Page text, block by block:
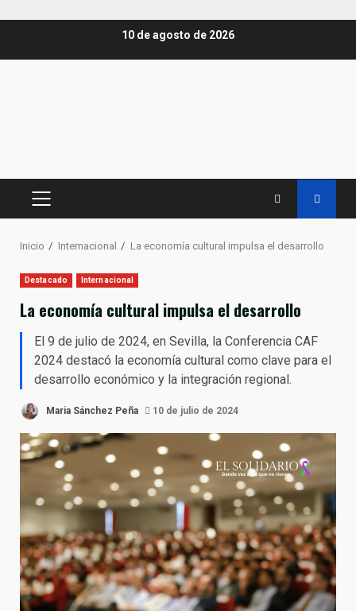
10 de agosto de 2026
MENÚ
Inicio Internacional La economía cultural impulsa el desarrollo
Destacado Internacional
La economía cultural impulsa el desarrollo
El 9 de julio de 2024, en Sevilla, la Conferencia CAF
2024 destacó la economía cultural como clave para el
desarrollo económico y la integración regional.
Maria Sánchez Peña 10 de julio de 2024